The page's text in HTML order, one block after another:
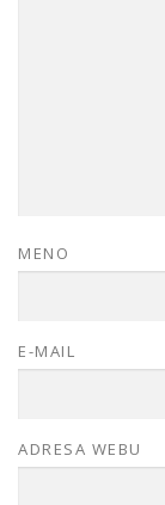
MENO
E-MAIL
ADRESA WEBU